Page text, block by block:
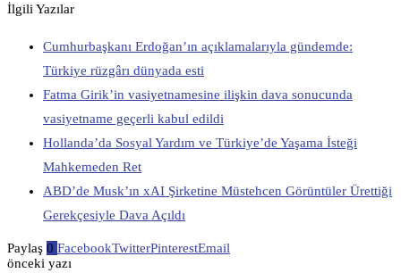
İlgili Yazılar
Cumhurbaşkanı Erdoğan’ın açıklamalarıyla gündemde:
Türkiye rüzgârı dünyada esti
Fatma Girik’in vasiyetnamesine ilişkin dava sonucunda
vasiyetname geçerli kabul edildi
Hollanda’da Sosyal Yardım ve Türkiye’de Yaşama İsteği
Mahkemeden Ret
ABD’de Musk’ın xAI Şirketine Müstehcen Görüntüler Ürettiği
Gerekçesiyle Dava Açıldı
Paylaş 0 FacebookTwitterPinterestEmail
önceki yazı